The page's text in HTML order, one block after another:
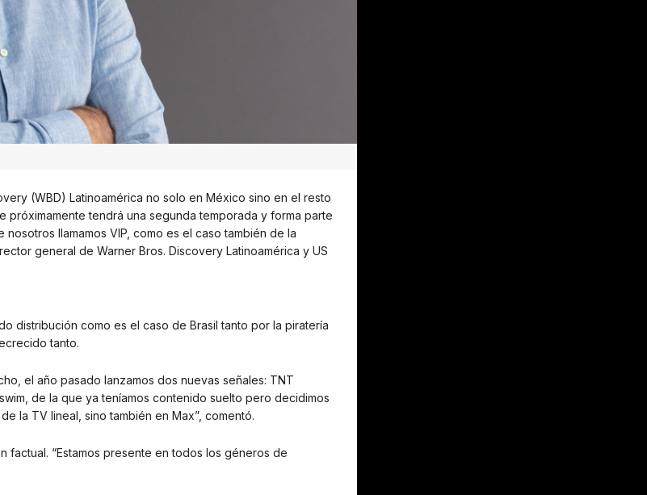
(WBD) Latinoamérica no solo en México sino en el resto
próximamente tendrá una segunda temporada y forma parte
llamamos VIP, como es el caso también de la
general de Warner Bros. Discovery Latinoamérica y US
distribución como es el caso de Brasil tanto por la piratería
tanto.
el año pasado lanzamos dos nuevas señales: TNT
de la que ya teníamos contenido suelto pero decidimos
la TV lineal, sino también en Max”, comentó.
factual. “Estamos presente en todos los géneros de